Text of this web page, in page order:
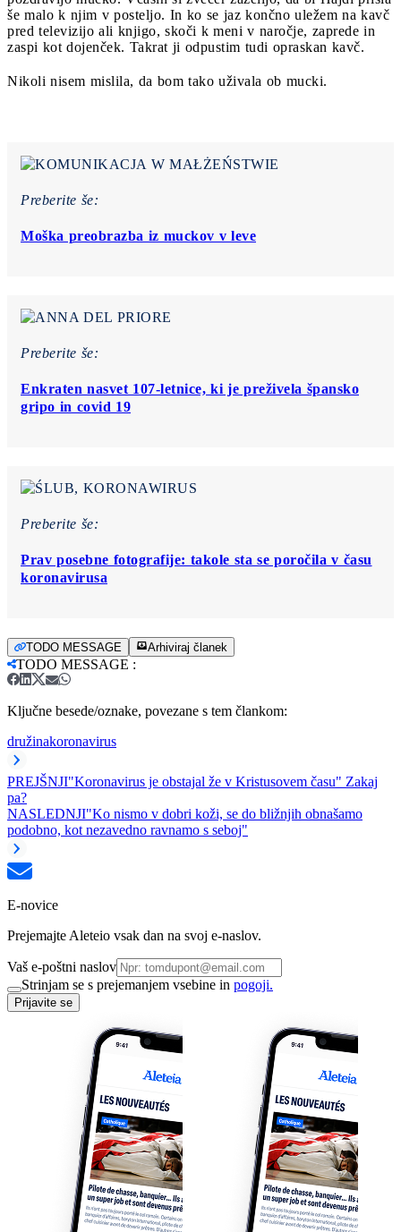
še malo k njim v posteljo. In ko se jaz končno uležem na kavč
pred televizijo ali knjigo, skoči k meni v naročje, zaprede in
zaspi kot dojenček. Takrat ji odpustim tudi opraskan kavč.
Nikoli nisem mislila, da bom tako uživala ob mucki.
Preberite še:
Moška preobrazba iz muckov v leve
Preberite še:
Enkraten nasvet 107-letnice, ki je preživela špansko
gripo in covid 19
Preberite še:
Prav posebne fotografije: takole sta se poročila v času
koronavirusa
TODO MESSAGE Arhiviraj članek
TODO MESSAGE :
Ključne besede/oznake, povezane s tem člankom:
družinakoronavirus
PREJŠNJI"Koronavirus je obstajal že v Kristusovem času" Zakaj
pa?
NASLEDNJI"Ko nismo v dobri koži, se do bližnjih obnašamo
podobno, kot nezavedno ravnamo s seboj"
E-novice
Prejemajte Aleteio vsak dan na svoj e-naslov.
Vaš e-poštni naslov
Strinjam se s prejemanjem vsebine in pogoji.
Prijavite se